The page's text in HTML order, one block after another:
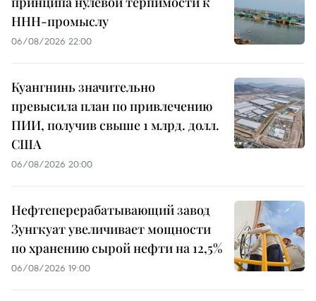
ННН-промыслу
06/08/2026 22:00
Куангнинь значительно
превысила план по привлечению
ПИИ, получив свыше 1 млрд. долл.
США
06/08/2026 20:00
Нефтеперерабатывающий завод
Зунгкуат увеличивает мощности
по хранению сырой нефти на 12,5%
06/08/2026 19:00